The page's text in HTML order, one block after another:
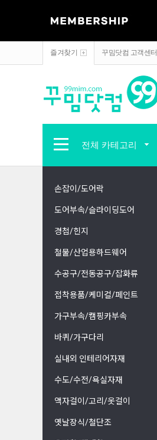
즐겨찾기 꾸밈닷컴 고객센터
전체 카테고리
손잡이/도어락
도어부속/슬라이딩도어
경첩/힌지
철물/산업용하드웨어
수공구/전동공구/잡화류
접착용품/케미컬/페인트
가구부속/캠핑카부속
바퀴/가구다리
실내외 인테리어자재
수도/수전/욕실자재
액자걸이/고리/옷걸이
옛날장식/철단조